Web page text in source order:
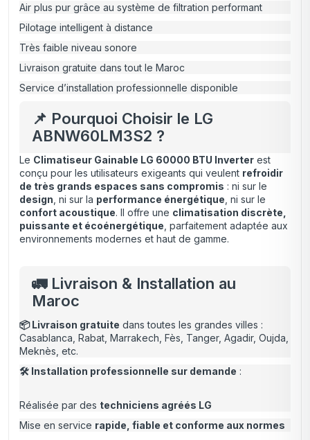
Air plus pur grâce au système de filtration performant
Pilotage intelligent à distance
Très faible niveau sonore
Livraison gratuite dans tout le Maroc
Service d’installation professionnelle disponible
📌 Pourquoi Choisir le LG
ABNW60LM3S2 ?
Le Climatiseur Gainable LG 60000 BTU Inverter est
conçu pour les utilisateurs exigeants qui veulent refroidir
de très grands espaces sans compromis : ni sur le
design , ni sur la performance énergétique , ni sur le
confort acoustique. Il offre une climatisation discrète,
puissante et écoénergétique , parfaitement adaptée aux
environnements modernes et haut de gamme.
🚛 Livraison & Installation au
Maroc
📦 Livraison gratuite dans toutes les grandes villes :
Casablanca, Rabat, Marrakech, Fès, Tanger, Agadir, Oujda,
Meknès, etc.
🛠️ Installation professionnelle sur demande :
Réalisée par des techniciens agréés LG
Mise en service rapide, fiable et conforme aux normes